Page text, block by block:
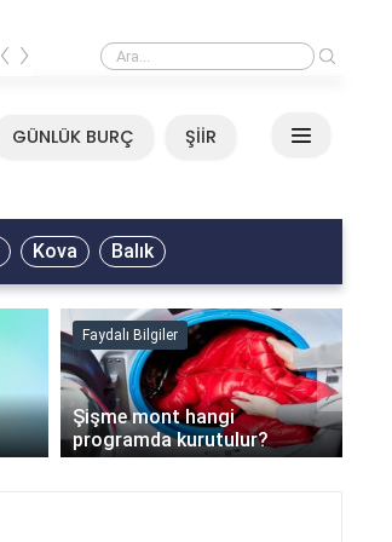
Mirkelam - Tavla Sözleri
‹ ›
GÜNLÜK BURÇ ŞİİR
Kova Balık
Faydalı Bilgiler
Şişme mont hangi
programda kurutulur?
›